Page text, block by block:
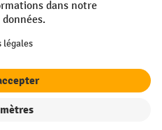
lors de la première inscription
est valable pendant 10 jours et
varie selon la catégorie de
les chariots élévateurs
cette promotion. La